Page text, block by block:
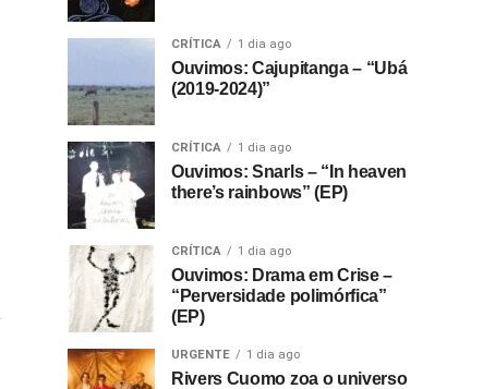
CRÍTICA 1 dia ago
Ouvimos: Cajupitanga – “Ubá
(2019-2024)”
CRÍTICA 1 dia ago
Ouvimos: Snarls – “In heaven
there’s rainbows” (EP)
CRÍTICA 1 dia ago
Ouvimos: Drama em Crise –
“Perversidade polimórfica”
(EP)
URGENTE 1 dia ago
Rivers Cuomo zoa o universo